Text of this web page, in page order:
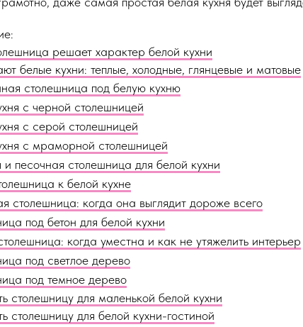
решает характер белой кухни
белые кухни: теплые, холодные, глянцевые и матовые
столешница под белую кухню
с черной столешницей
с серой столешницей
с мраморной столешницей
и песочная столешница для белой кухни
к белой кухне
столешница: когда она выглядит дороже всего
под бетон для белой кухни
когда уместна и как не утяжелить интерьер
под светлое дерево
под темное дерево
столешницу для маленькой белой кухни
столешницу для белой кухни-гостиной